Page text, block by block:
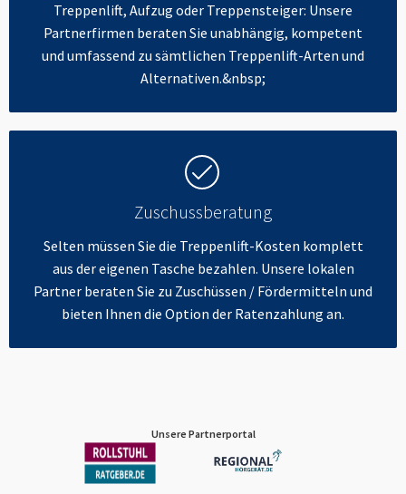
Treppenlift, Aufzug oder Treppensteiger: Unsere
Partnerfirmen beraten Sie unabhängig, kompetent
und umfassend zu sämtlichen Treppenlift-Arten und
Alternativen.&nbsp;
Zuschussberatung
Selten müssen Sie die Treppenlift-Kosten komplett
aus der eigenen Tasche bezahlen. Unsere lokalen
Partner beraten Sie zu Zuschüssen / Fördermitteln und
bieten Ihnen die Option der Ratenzahlung an.
Unsere Partnerportal